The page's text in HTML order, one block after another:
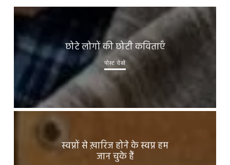
छोटे लोगों की छोटी कविताएँ
पोस्ट देखें
स्वप्नों से ख़ारिज होने के स्वप्न हम
जान चुके हैं